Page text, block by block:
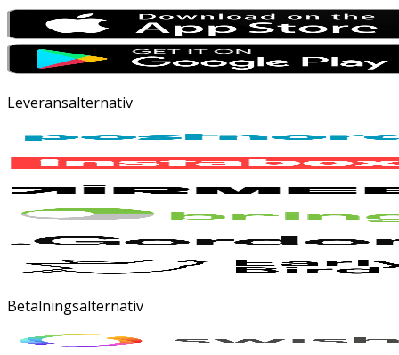
Leveransalternativ
Betalningsalternativ